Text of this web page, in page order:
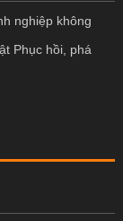
nghiệp không
Phục hồi, phá